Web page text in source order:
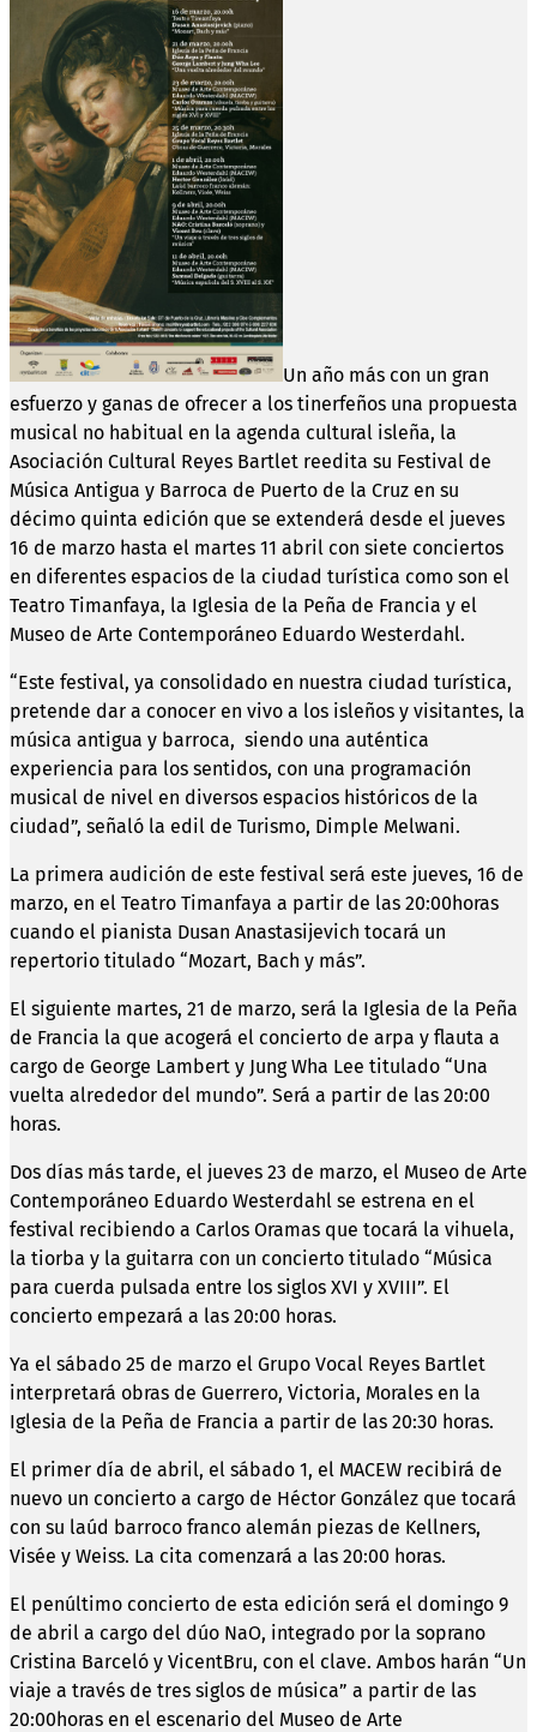
Un año más con un gran
esfuerzo y ganas de ofrecer a los tinerfeños una propuesta
musical no habitual en la agenda cultural isleña, la
Asociación Cultural Reyes Bartlet reedita su Festival de
Música Antigua y Barroca de Puerto de la Cruz en su
décimo quinta edición que se extenderá desde el jueves
16 de marzo hasta el martes 11 abril con siete conciertos
en diferentes espacios de la ciudad turística como son el
Teatro Timanfaya, la Iglesia de la Peña de Francia y el
Museo de Arte Contemporáneo Eduardo Westerdahl.
“Este festival, ya consolidado en nuestra ciudad turística,
pretende dar a conocer en vivo a los isleños y visitantes, la
música antigua y barroca, siendo una auténtica
experiencia para los sentidos, con una programación
musical de nivel en diversos espacios históricos de la
ciudad”, señaló la edil de Turismo, Dimple Melwani.
La primera audición de este festival será este jueves, 16 de
marzo, en el Teatro Timanfaya a partir de las 20:00horas
cuando el pianista Dusan Anastasijevich tocará un
repertorio titulado “Mozart, Bach y más”.
El siguiente martes, 21 de marzo, será la Iglesia de la Peña
de Francia la que acogerá el concierto de arpa y flauta a
cargo de George Lambert y Jung Wha Lee titulado “Una
vuelta alrededor del mundo”. Será a partir de las 20:00
horas.
Dos días más tarde, el jueves 23 de marzo, el Museo de Arte
Contemporáneo Eduardo Westerdahl se estrena en el
festival recibiendo a Carlos Oramas que tocará la vihuela,
la tiorba y la guitarra con un concierto titulado “Música
para cuerda pulsada entre los siglos XVI y XVIII”. El
concierto empezará a las 20:00 horas.
Ya el sábado 25 de marzo el Grupo Vocal Reyes Bartlet
interpretará obras de Guerrero, Victoria, Morales en la
Iglesia de la Peña de Francia a partir de las 20:30 horas.
El primer día de abril, el sábado 1, el MACEW recibirá de
nuevo un concierto a cargo de Héctor González que tocará
con su laúd barroco franco alemán piezas de Kellners,
Visée y Weiss. La cita comenzará a las 20:00 horas.
El penúltimo concierto de esta edición será el domingo 9
de abril a cargo del dúo NaO, integrado por la soprano
Cristina Barceló y VicentBru, con el clave. Ambos harán “Un
viaje a través de tres siglos de música” a partir de las
20:00horas en el escenario del Museo de Arte